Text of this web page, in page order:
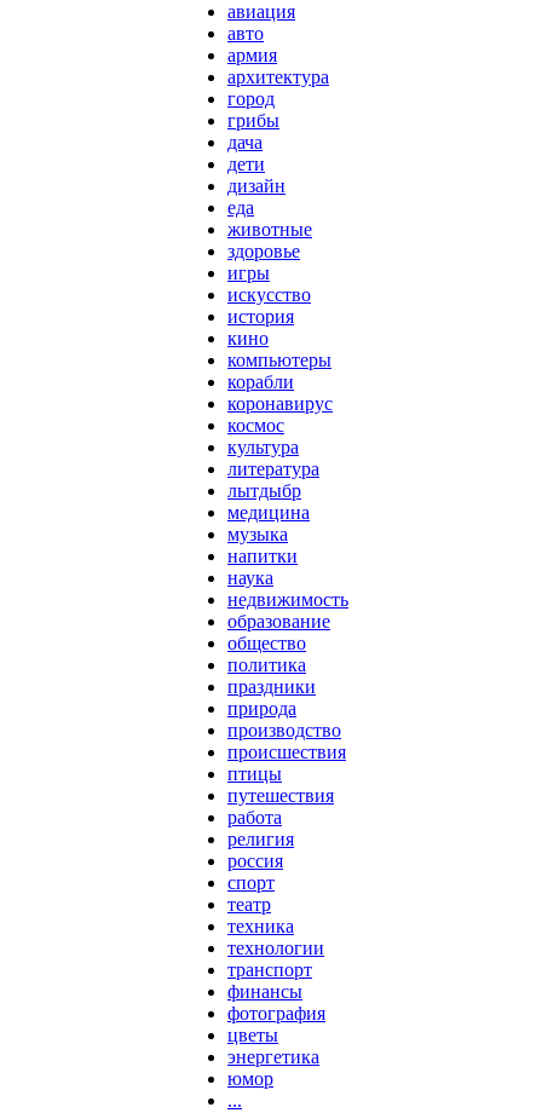
авиация
авто
армия
архитектура
город
грибы
дача
дети
дизайн
еда
животные
здоровье
игры
искусство
история
кино
компьютеры
корабли
коронавирус
космос
культура
литература
лытдыбр
медицина
музыка
напитки
наука
недвижимость
образование
общество
политика
праздники
природа
производство
происшествия
птицы
путешествия
работа
религия
россия
спорт
театр
техника
технологии
транспорт
финансы
фотография
цветы
энергетика
юмор
...